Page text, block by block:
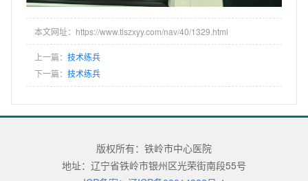
本文网址：https://www.tlszxyy.com/nav/40/1329.html
上一篇： 技术练兵
下一篇： 技术练兵
版权所有：铁岭市中心医院
地址：辽宁省铁岭市银州区光荣街南段55号